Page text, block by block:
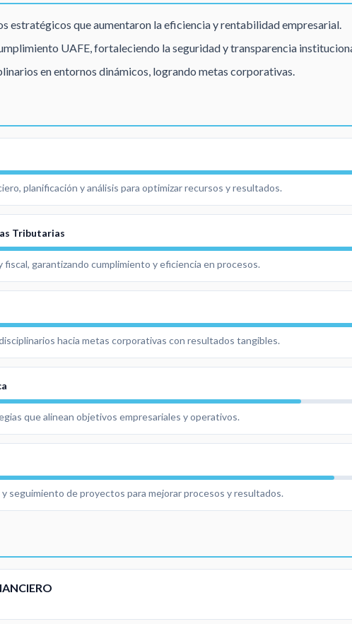
estratégicos que aumentaron la eficiencia y rentabilidad empresarial.
UAFE, fortaleciendo la seguridad y transparencia
en entornos dinámicos, logrando metas corporativas.
planificación y análisis para optimizar recursos y resultados.
Tributarias
garantizando cumplimiento y eficiencia en procesos.
hacia metas corporativas con resultados tangibles.
que alinean objetivos empresariales y operativos.
seguimiento de proyectos para mejorar procesos y resultados.